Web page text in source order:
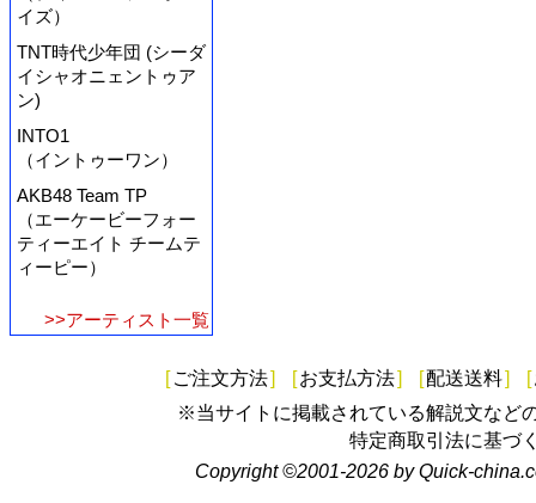
イズ）
TNT時代少年団 (シーダ
イシャオニェントゥア
ン)
INTO1
（イントゥーワン）
AKB48 Team TP
（エーケービーフォー
ティーエイト チームテ
ィーピー）
>>アーティスト一覧
[ ご注文方法] [お支払方法] [配送送料] [
※当サイトに掲載されている解説文など
特定商取引法に基づ
Copyright ©2001-2026 by Quick-